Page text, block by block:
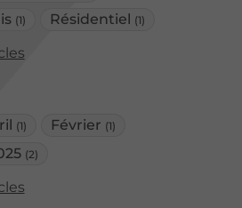
(1) Résidentiel (1)
(1) Février (1)
(2)